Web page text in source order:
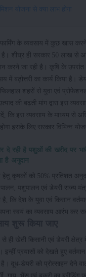
योजना से क्या लाभ होगा
के व्यवसाय में कुछ खास
शीघ्र ही सरकार 50 लाख से
करने जा रही है। कृषि के
में बढ़ोत्तरी का कार्य किया है।
शहरों से युवा एवं
की बढ़ती मांग द्वारा इस
कि इस व्यवसाय के माध्यम से
इसके लिए सरकार विभिन्न
दे रही है पशुओं की खरीद पर
है अनुदान
हेतु कृषकों को 50% प्रतिशत
पशुपालन एवं डेयरी राज्य
कि देश के युवा एवं किसान
स्वयं का व्यवसाय आरंभ कर
से ही खेती किसानी एवं डेयरी क्षेत्र में
प्रयासों को देखते हुए वर्तमान
दूध-डेयरी को प्रोत्साहन देने